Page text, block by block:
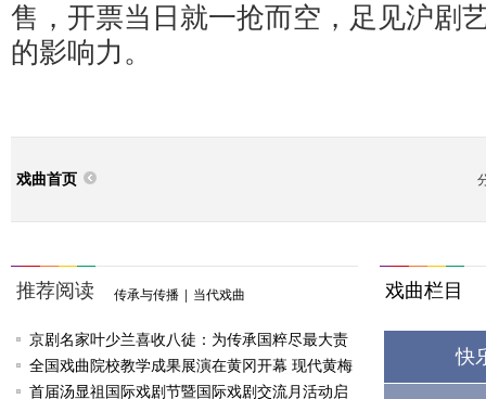
售，开票当日就一抢而空，足见沪剧
的影响力。
戏曲首页
推荐阅读 传承与传播 当代戏曲
京剧名家叶少兰喜收八徒：为传承国粹尽最大责
任
全国戏曲院校教学成果展演在黄冈开幕 现代黄梅
戏《槐花谣》倾情..
首届汤显祖国际戏剧节暨国际戏剧交流月活动启
戏曲栏目
快